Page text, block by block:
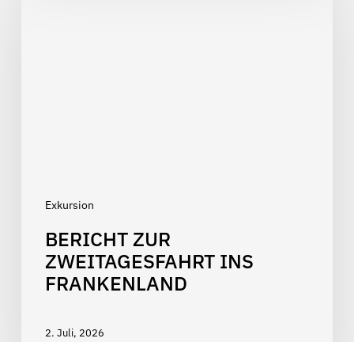
Exkursion
BERICHT ZUR
ZWEITAGESFAHRT INS
FRANKENLAND
2. Juli, 2026